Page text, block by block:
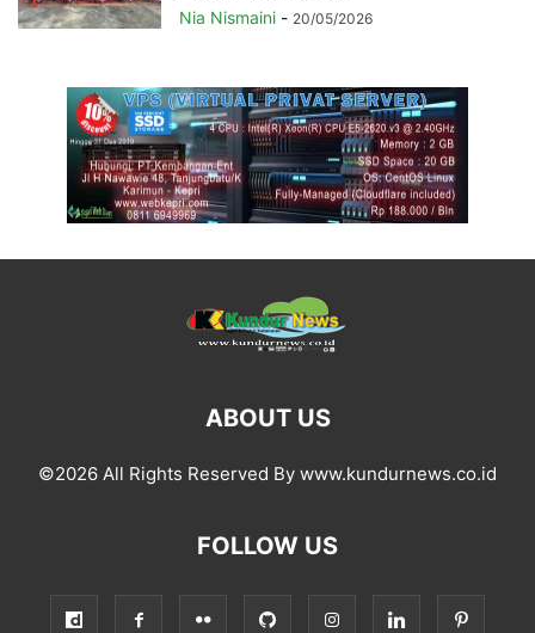
Nia Nismaini - 20/05/2026
ABOUT US
©2026 All Rights Reserved By www.kundurnews.co.id
FOLLOW US